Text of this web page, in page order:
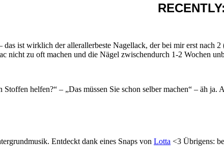
RECENTLY:
das ist wirklich der allerallerbeste Nagellack, der bei mir erst
nicht zu oft machen und die Nägel zwischendurch 1-2 Wochen
helfen?“ – „Das müssen Sie schon selber machen“ – äh ja.
Entdeckt dank eines Snaps von Lotta <3 Übrigens: